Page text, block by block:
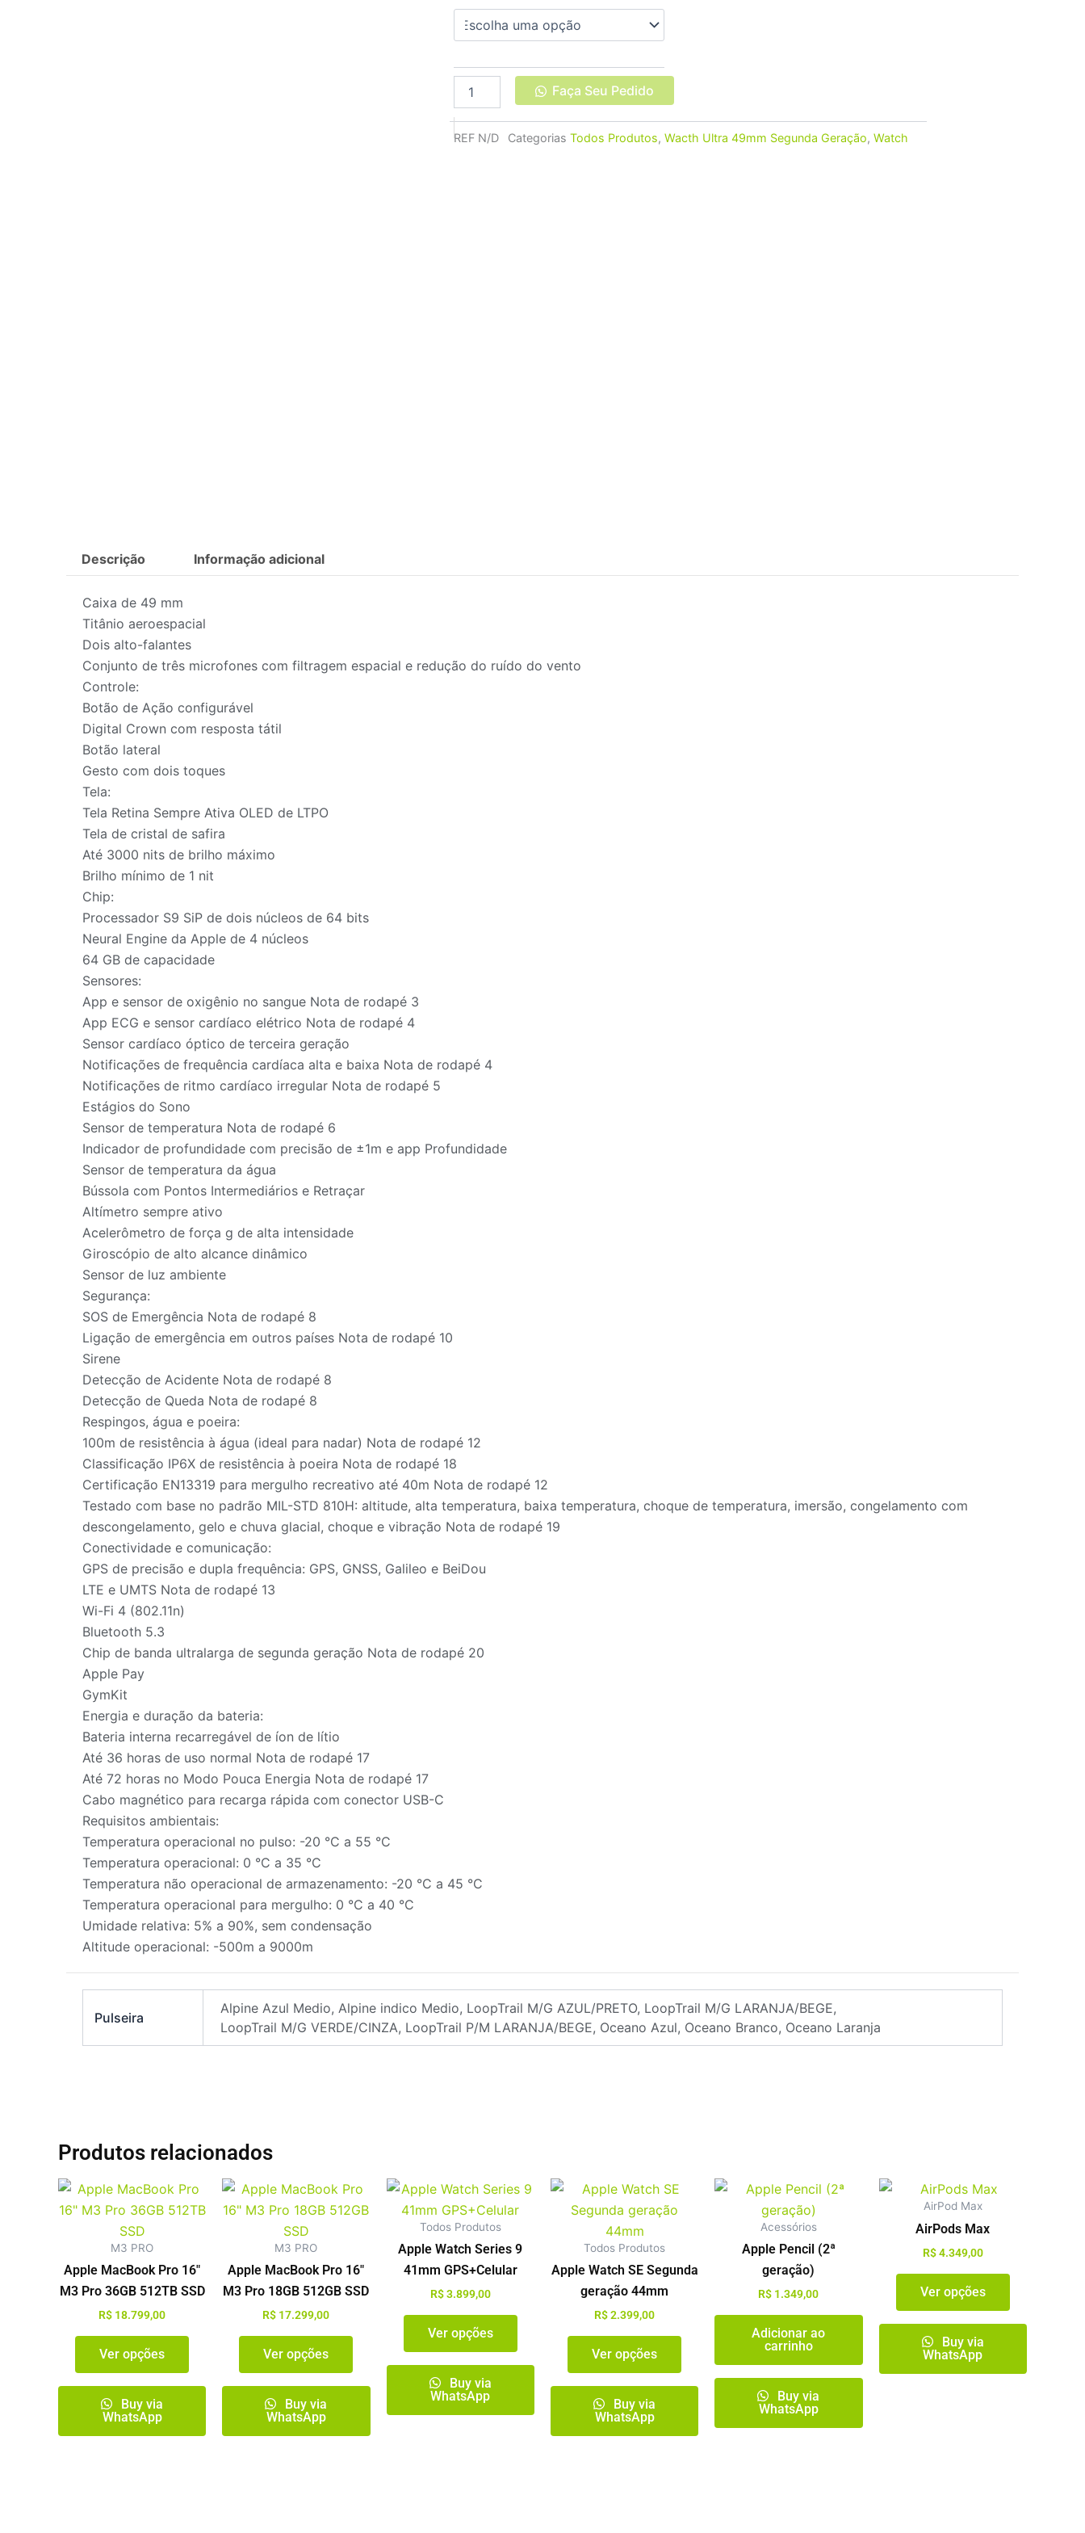
Segunda
49mm
quantidade
Faça Seu Pedido
REF N/D Categorias Todos Produtos, Wacth Ultra 49mm Segunda Geração, Watch
Descrição Informação adicional
Caixa de 49 mm
Titânio aeroespacial
Dois alto-falantes
Conjunto de três microfones com filtragem espacial e redução do ruído do vento
Controle:
Botão de Ação configurável
Digital Crown com resposta tátil
Botão lateral
Gesto com dois toques
Tela:
Tela Retina Sempre Ativa OLED de LTPO
Tela de cristal de safira
Até 3000 nits de brilho máximo
Brilho mínimo de 1 nit
Chip:
Processador S9 SiP de dois núcleos de 64 bits
Neural Engine da Apple de 4 núcleos
64 GB de capacidade
Sensores:
App e sensor de oxigênio no sangue Nota de rodapé 3
App ECG e sensor cardíaco elétrico Nota de rodapé 4
Sensor cardíaco óptico de terceira geração
Notificações de frequência cardíaca alta e baixa Nota de rodapé 4
Notificações de ritmo cardíaco irregular Nota de rodapé 5
Estágios do Sono
Sensor de temperatura Nota de rodapé 6
Indicador de profundidade com precisão de ±1m e app Profundidade
Sensor de temperatura da água
Bússola com Pontos Intermediários e Retraçar
Altímetro sempre ativo
Acelerômetro de força g de alta intensidade
Giroscópio de alto alcance dinâmico
Sensor de luz ambiente
Segurança:
SOS de Emergência Nota de rodapé 8
Ligação de emergência em outros países Nota de rodapé 10
Sirene
Detecção de Acidente Nota de rodapé 8
Detecção de Queda Nota de rodapé 8
Respingos, água e poeira:
100m de resistência à água (ideal para nadar) Nota de rodapé 12
Classificação IP6X de resistência à poeira Nota de rodapé 18
Certificação EN13319 para mergulho recreativo até 40m Nota de rodapé 12
Testado com base no padrão MIL-STD 810H: altitude, alta temperatura, baixa temperatura, choque de temperatura, imersão, congelamento com
descongelamento, gelo e chuva glacial, choque e vibração Nota de rodapé 19
Conectividade e comunicação:
GPS de precisão e dupla frequência: GPS, GNSS, Galileo e BeiDou
LTE e UMTS Nota de rodapé 13
Wi-Fi 4 (802.11n)
Bluetooth 5.3
Chip de banda ultralarga de segunda geração Nota de rodapé 20
Apple Pay
GymKit
Energia e duração da bateria:
Bateria interna recarregável de íon de lítio
Até 36 horas de uso normal Nota de rodapé 17
Até 72 horas no Modo Pouca Energia Nota de rodapé 17
Cabo magnético para recarga rápida com conector USB-C
Requisitos ambientais:
Temperatura operacional no pulso: -20 °C a 55 °C
Temperatura operacional: 0 °C a 35 °C
Temperatura não operacional de armazenamento: -20 °C a 45 °C
Temperatura operacional para mergulho: 0 °C a 40 °C
Umidade relativa: 5% a 90%, sem condensação
Altitude operacional: -500m a 9000m
Pulseira
Alpine Azul Medio, Alpine indico Medio, LoopTrail M/G AZUL/PRETO, LoopTrail M/G LARANJA/BEGE,
LoopTrail M/G VERDE/CINZA, LoopTrail P/M LARANJA/BEGE, Oceano Azul, Oceano Branco, Oceano Laranja
Produtos relacionados
M3 PRO
Apple MacBook Pro 16″
M3 Pro 36GB 512TB SSD
R$ 18.799,00
Ver opções
Este
produto
variantes.
As
podem
escolhidas
do
Buy via
WhatsApp
M3 PRO
Apple MacBook Pro 16″
M3 Pro 18GB 512GB SSD
R$ 17.299,00
Ver opções
Este
produto
variantes.
As
podem
escolhidas
página
do
Buy via
WhatsApp
Todos Produtos
Apple Watch Series 9
41mm GPS+Celular
R$3.899,00
Ver opções
Este
produto
várias
variantes.
opções
ser
escolhidas
página
Buy via
WhatsApp
Todos Produtos
Apple Watch SE Segunda
geração 44mm
R$2.399,00
Ver opções
variantes.
opções
podem
escolhidas
do
Buy via
WhatsApp
Acessórios
Apple Pencil (2ª
geração)
R$ 1.349,00
Adicionar ao
carrinho
Buy via
WhatsApp
AirPod Max
AirPods Max
R$4.349,00
Ver opções
variantes.
opções
escolhidas
Buy via
WhatsApp